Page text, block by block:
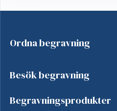
Ordna begravning
Besök begravning
Begravningsprodukter